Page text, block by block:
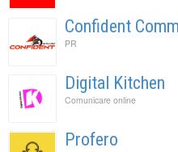
Confident
PR
Digital Kitchen
Comunicare online
Profero